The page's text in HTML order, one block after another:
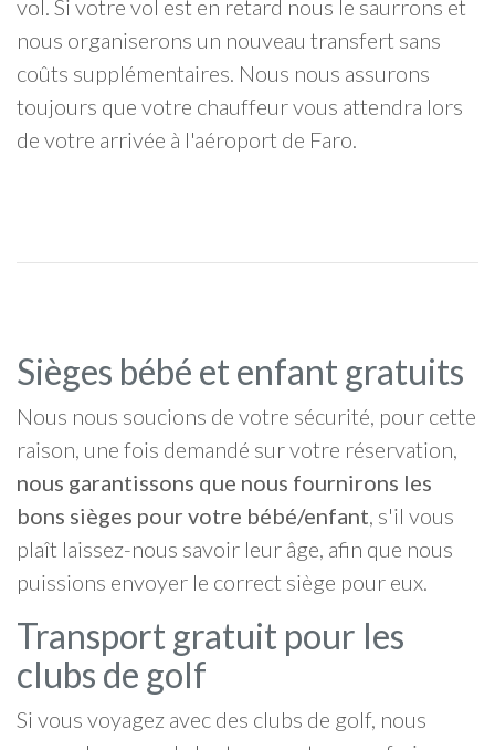
vol. Si votre vol est en retard nous le saurrons et
nous organiserons un nouveau transfert sans
coûts supplémentaires. Nous nous assurons
toujours que votre chauffeur vous attendra lors
de votre arrivée à l'aéroport de Faro.
Sièges bébé et enfant gratuits
Nous nous soucions de votre sécurité, pour cette
raison, une fois demandé sur votre réservation,
nous garantissons que nous fournirons les
bons sièges pour votre bébé/enfant, s'il vous
plaît laissez-nous savoir leur âge, afin que nous
puissions envoyer le correct siège pour eux.
Transport gratuit pour les
clubs de golf
Si vous voyagez avec des clubs de golf, nous